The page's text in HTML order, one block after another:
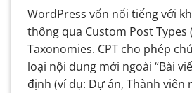
WordPress vốn nổi tiếng với
thông qua Custom Post Types
Taxonomies. CPT cho phép
loại nội dung mới ngoài “Bài
định (ví dụ: Dự án, Thành viên